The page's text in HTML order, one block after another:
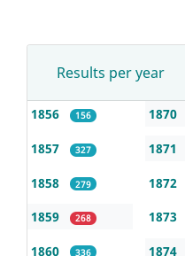
Results per year
1856 156
1857 327
1858 279
1859 268
1860 336
1870
1871
1872
1873
1874